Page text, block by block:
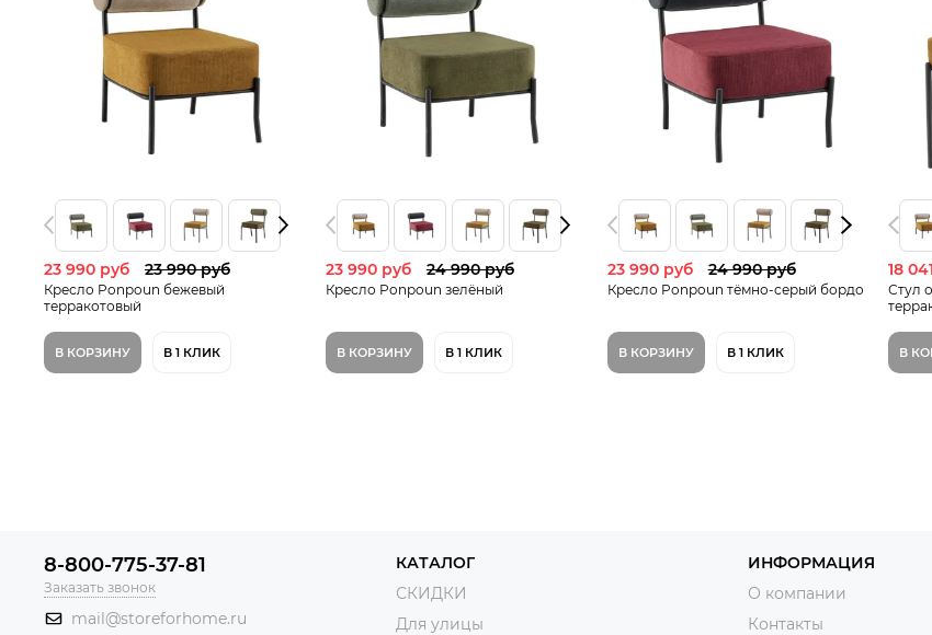
23 990 руб 23 990 руб
Кресло Ponpoun бежевый
терракотовый
В КОРЗИНУ В 1 КЛИК
23 990 руб 24 990 руб
Кресло Ponpoun зелёный
В КОРЗИНУ В 1 КЛИК
23 990 руб 24 990 руб
Кресло Ponpoun тёмно-серый бордо
В КОРЗИНУ В 1 КЛИК
18
Стул
В
8-800-775-37-81
Заказать звонок
mail@storeforhome.ru
КАТАЛОГ
СКИДКИ
Для улицы
ИНФОРМАЦИЯ
О компании
Контакты